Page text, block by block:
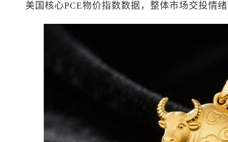
美国核心PCE物价指数数据，整体市场交投情